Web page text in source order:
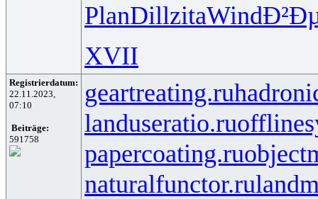
PlanDillzitaWind
XVII
Registrierdatum:
22.11.2023,
07:10
Beiträge:
591758
geartreating.ru
landuseratio.ru
papercoating.ru
naturalfunctor.ru